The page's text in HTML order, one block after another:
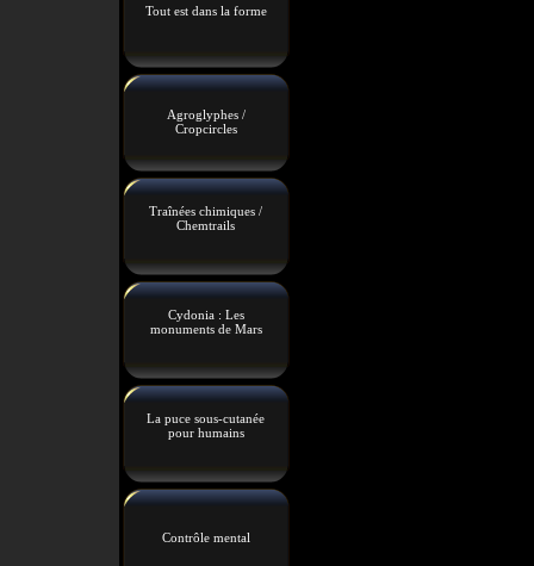
Tout est dans la forme
Agroglyphes /
Cropcircles
Traînées chimiques /
Chemtrails
Cydonia : Les
monuments de Mars
La puce sous-cutanée
pour humains
Contrôle mental